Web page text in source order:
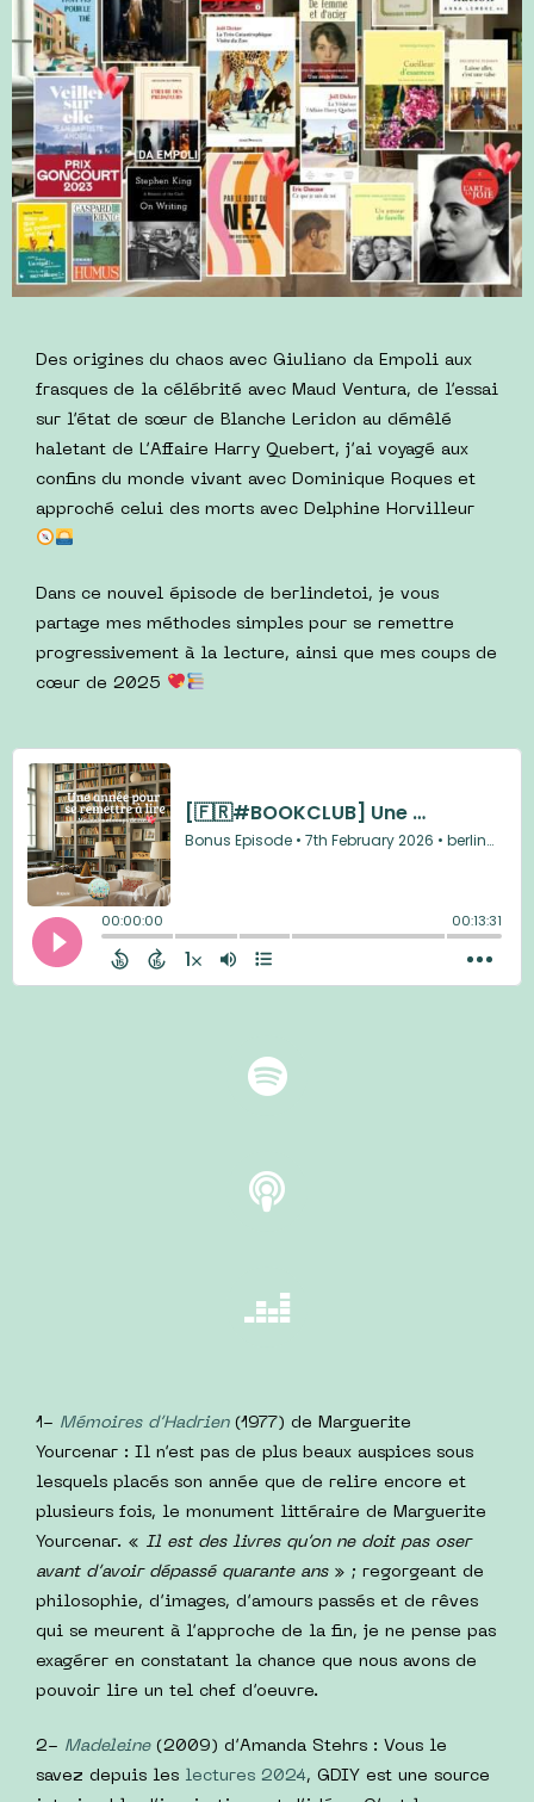
Des origines du chaos avec Giuliano da Empoli aux
frasques de la célébrité avec Maud Ventura, de l’essai
sur l’état de sœur de Blanche Leridon au démêlé
haletant de L’Affaire Harry Quebert, j’ai voyagé aux
confins du monde vivant avec Dominique Roques et
approché celui des morts avec Delphine Horvilleur
Dans ce nouvel épisode de berlindetoi, je vous
partage mes méthodes simples pour se remettre
progressivement à la lecture, ainsi que mes coups de
cœur de 2025
1- Mémoires d’Hadrien (1977) de Marguerite
Yourcenar : Il n’est pas de plus beaux auspices sous
lesquels placés son année que de relire encore et
plusieurs fois, le monument littéraire de Marguerite
Yourcenar. « Il est des livres qu’on ne doit pas oser
avant d’avoir dépassé quarante ans» ; regorgeant de
philosophie, d’images, d’amours passés et de rêves
qui se meurent à l’approche de la fin, je ne pense pas
exagérer en constatant la chance que nous avons de
pouvoir lire un tel chef d’oeuvre.
2- Madeleine(2009) d’Amanda Stehrs : Vous le
savez depuis les lectures 2024, GDIY est une source